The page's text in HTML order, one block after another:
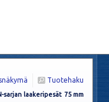
Tuotehaku
sarjan laakeripesät 75 mm